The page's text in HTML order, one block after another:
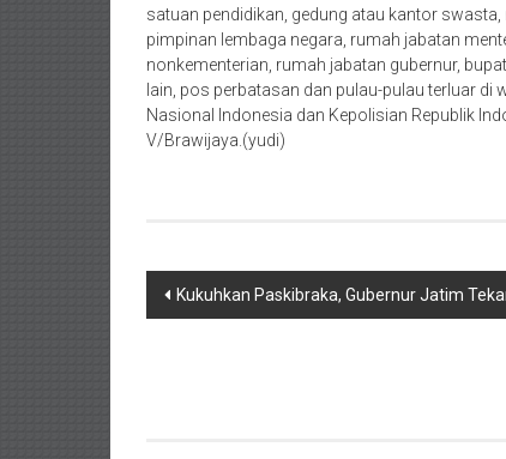
satuan pendidikan, gedung atau kantor
pimpinan lembaga negara, rumah jabatan
nonkementerian, rumah jabatan gubernur,
lain, pos perbatasan dan pulau-pulau terluar di
Nasional Indonesia dan Kepolisian Republik
V/Brawijaya.(yudi)
Post
Kukuhkan Paskibraka, Gubernur Jatim